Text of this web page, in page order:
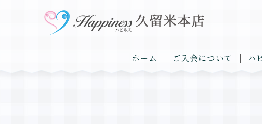
ホーム ご入会について ハ